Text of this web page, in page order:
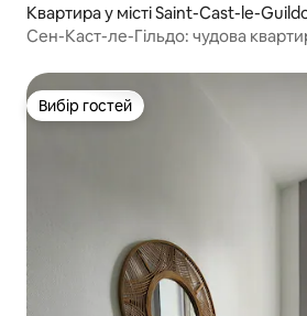
Квартира у місті Saint-Cast-le-
Сен-Каст-ле-Гільдо: чудова
Вибір гостей
Вибір гостей